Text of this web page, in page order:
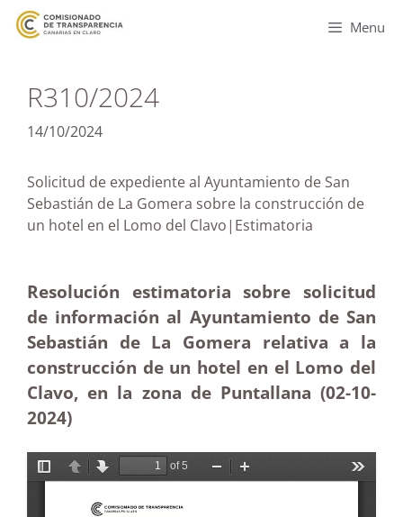
Menu
R310/2024
14/10/2024
Solicitud de expediente al Ayuntamiento de San
Sebastián de La Gomera sobre la construcción de
un hotel en el Lomo del Clavo|Estimatoria
Resolución estimatoria sobre solicitud
de información al Ayuntamiento de San
Sebastián de La Gomera relativa a la
construcción de un hotel en el Lomo del
Clavo, en la zona de Puntallana (02-10-
2024)